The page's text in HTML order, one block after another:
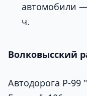
автомобили
ч.
Волковысский
Автодорога Р-